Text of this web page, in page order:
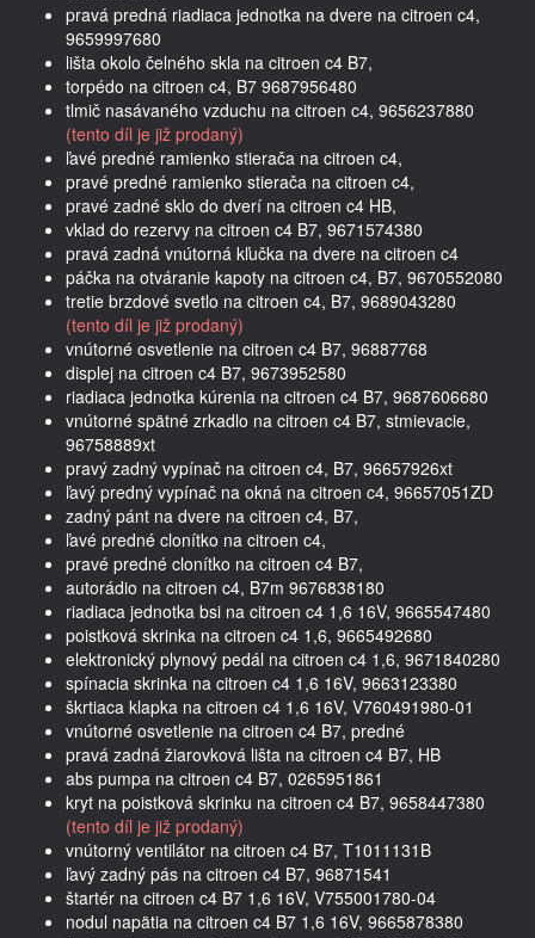
pravá predná riadiaca jednotka na dvere na citroen c4,
9659997680
lišta okolo čelného skla na citroen c4 B7,
torpédo na citroen c4, B7 9687956480
tlmič nasávaného vzduchu na citroen c4, 9656237880
(tento díl je již prodaný)
ľavé predné ramienko stierača na citroen c4,
pravé predné ramienko stierača na citroen c4,
pravé zadné sklo do dverí na citroen c4 HB,
vklad do rezervy na citroen c4 B7, 9671574380
pravá zadná vnútorná kľučka na dvere na citroen c4
páčka na otváranie kapoty na citroen c4, B7, 9670552080
tretie brzdové svetlo na citroen c4, B7, 9689043280
(tento díl je již prodaný)
vnútorné osvetlenie na citroen c4 B7, 96887768
displej na citroen c4 B7, 9673952580
riadiaca jednotka kúrenia na citroen c4 B7, 9687606680
vnútorné spätné zrkadlo na citroen c4 B7, stmievacie,
96758889xt
pravý zadný vypínač na citroen c4, B7, 96657926xt
ľavý predný vypínač na okná na citroen c4, 96657051ZD
zadný pánt na dvere na citroen c4, B7,
ľavé predné clonítko na citroen c4,
pravé predné clonítko na citroen c4 B7,
autorádio na citroen c4, B7m 9676838180
riadiaca jednotka bsi na citroen c4 1,6 16V, 9665547480
poistková skrinka na citroen c4 1,6, 9665492680
elektronický plynový pedál na citroen c4 1,6, 9671840280
spínacia skrinka na citroen c4 1,6 16V, 9663123380
škrtiaca klapka na citroen c4 1,6 16V, V760491980-01
vnútorné osvetlenie na citroen c4 B7, predné
pravá zadná žiarovková lišta na citroen c4 B7, HB
abs pumpa na citroen c4 B7, 0265951861
kryt na poistková skrinku na citroen c4 B7, 9658447380
(tento díl je již prodaný)
vnútorný ventilátor na citroen c4 B7, T1011131B
ľavý zadný pás na citroen c4 B7, 96871541
štartér na citroen c4 B7 1,6 16V, V755001780-04
nodul napätia na citroen c4 B7 1,6 16V, 9665878380